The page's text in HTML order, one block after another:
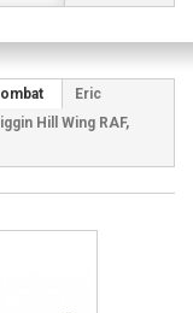
Eric
Hill Wing RAF,